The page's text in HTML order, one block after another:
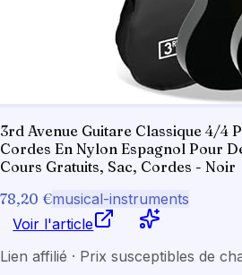
3rd Avenue Guitare Classique 4/4
Cordes En Nylon Espagnol Pour
Cours Gratuits, Sac, Cordes - Noir
78,20 €musical-instruments
Voir l'article
Lien affilié · Prix susceptibles de